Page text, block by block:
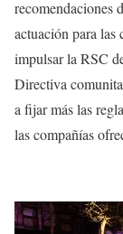
recomendaciones
actuación para las
impulsar la RSC
Directiva
a fijar más las
las compañías